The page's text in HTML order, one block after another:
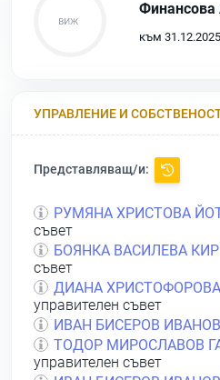
Финансова
към 31.12.2025
УПРАВЛЕНИЕ И
Представляващ/и:
РУМЯНА ХРИСТОВА
съвет
БОЯНКА ВАСИЛЕВА
съвет
ДИАНА
управителен съвет
ИВАН БИСЕРОВ ИВАНОВ
ТОДОР МИРОСЛАВОВ
управителен съвет